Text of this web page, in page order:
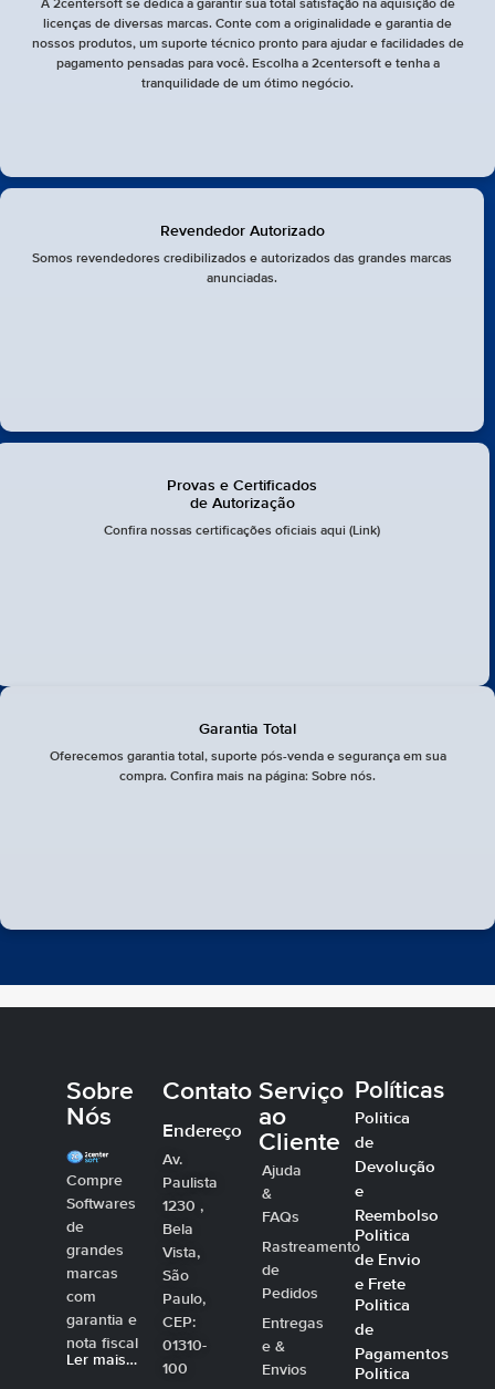
A 2centersoft se dedica a garantir sua total satisfação na aquisição de
licenças de diversas marcas. Conte com a originalidade e garantia de
nossos produtos, um suporte técnico pronto para ajudar e facilidades de
pagamento pensadas para você. Escolha a 2centersoft e tenha a
tranquilidade de um ótimo negócio.
Revendedor Autorizado
Somos revendedores credibilizados e autorizados das grandes marcas
anunciadas.
Provas e Certificados
de Autorização
Confira nossas certificações oficiais aqui (Link)
Garantia Total
Oferecemos garantia total, suporte pós-venda e segurança em sua
compra. Confira mais na página: Sobre nós.
Sobre
Nós
Compre
Softwares
de
grandes
marcas
com
garantia e
nota fiscal
Ler mais…
Contato
Endereço
Av.
Paulista
1230 ,
Bela
Vista,
São
Paulo,
CEP:
01310-
100
Serviço
ao
Cliente
Ajuda
&
FAQs
Rastreamento
de
Pedidos
Entregas
e &
Envios
Políticas
Politica
de
Devolução
e
Reembolso
Politica
de Envio
e Frete
Politica
de
Pagamentos
Politica